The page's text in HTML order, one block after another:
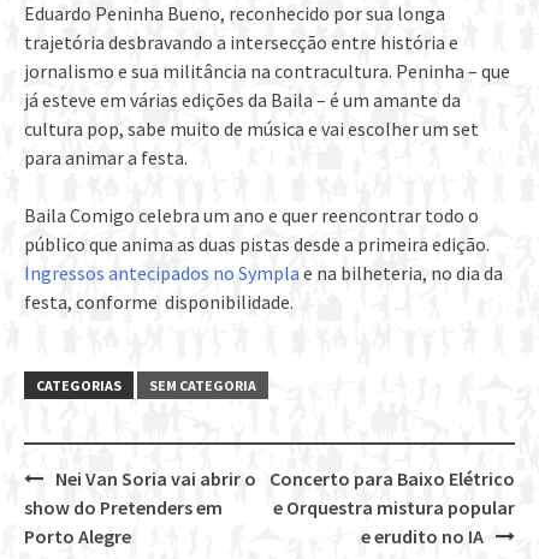
Eduardo Peninha Bueno, reconhecido por sua longa
trajetória desbravando a intersecção entre história e
jornalismo e sua militância na contracultura. Peninha – que
já esteve em várias edições da Baila – é um amante da
cultura pop, sabe muito de música e vai escolher um set
para animar a festa.
Baila Comigo celebra um ano e quer reencontrar todo o
público que anima as duas pistas desde a primeira edição.
Ingressos antecipados no Symplae na bilheteria, no dia da
festa, conforme disponibilidade.
CATEGORIAS SEM CATEGORIA
Post
navigation
Concerto para Baixo Elétrico
e Orquestra mistura popular
e erudito no IA
Nei Van Soria vai abrir o
show do Pretenders em
Porto Alegre